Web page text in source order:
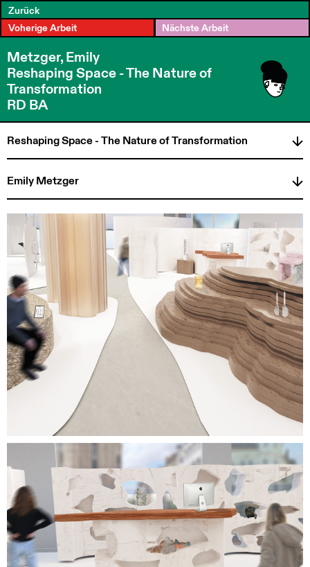
Zurück
Voherige Arbeit
Nächste Arbeit
Metzger, Emily
Reshaping Space - The Nature of
Transformation
RD BA
Reshaping Space - The Nature of Transformation
Emily Metzger